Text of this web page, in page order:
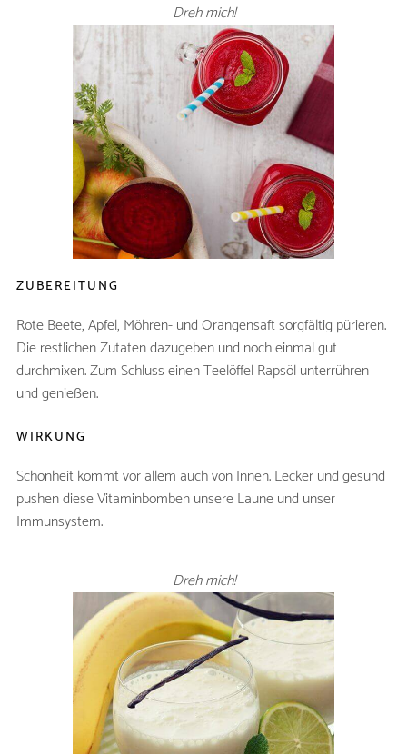
Dreh mich!
SMOOTHIE
ZUTATEN
300g
Ananasfruchtfleisch
80g
rote Beete geschält
1
Apfel (entkernt)
Saft einer Orange
50ml
Möhrensaft
ZUBEREITUNG
Rote Beete, Apfel, Möhren- und Orangensaft sorgfältig pürieren.
Die restlichen Zutaten dazugeben und noch einmal gut
durchmixen. Zum Schluss einen Teelöffel Rapsöl unterrühren
und genießen.
WIRKUNG
Schönheit kommt vor allem auch von Innen. Lecker und gesund
pushen diese Vitaminbomben unsere Laune und unser
Immunsystem.
Dreh mich!
TROPICAL DREAM -
SMOOTHIE
ZUTATEN
1
Mango (geschält)
1
reife Banane